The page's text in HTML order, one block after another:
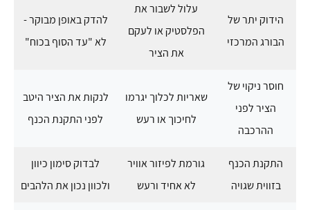
הידוק יתר של
הבורג המרכזי
עלול לשבור את
הפלסטיק או לעקם
את הציר
להדק באופן מבוקר -
לא "עד הסוף בכוח"
חוסר ניקוי של
הציר לפני
ההרכבה
שאריות לכלוך יגרמו
לחיכוך או רעש
לנקות את הציר היטב
לפני התקנת הכנף
התקנת הכנף
בזווית שגויה
גורמת לפיזור אוויר
לא אחיד ורעש
לבדוק סימון כיוון
ולכוון נכון את הלהבים